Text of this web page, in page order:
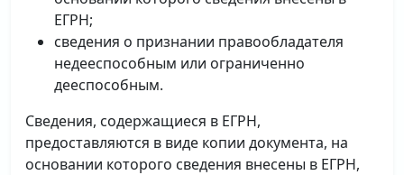
ЕГРН;
сведения о признании правообладателя
недееспособным или ограниченно
дееспособным.
Сведения, содержащиеся в ЕГРН,
предоставляются в виде копии документа, на
основании которого сведения внесены в ЕГРН,